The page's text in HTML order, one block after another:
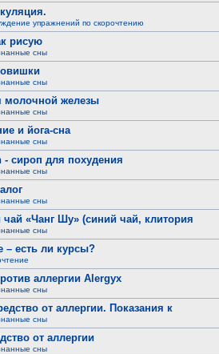
упражнений по скорочтению
рисую
сны
сны
молочной железы
сны
и йога-сна
сны
- сироп для похудения
сны
сны
«Чанг Шу» (синий чай, клитория
сны
– есть ли курсы?
аллергии Alergyx
сны
от аллергии. Показания к
сны
от аллергии
сны